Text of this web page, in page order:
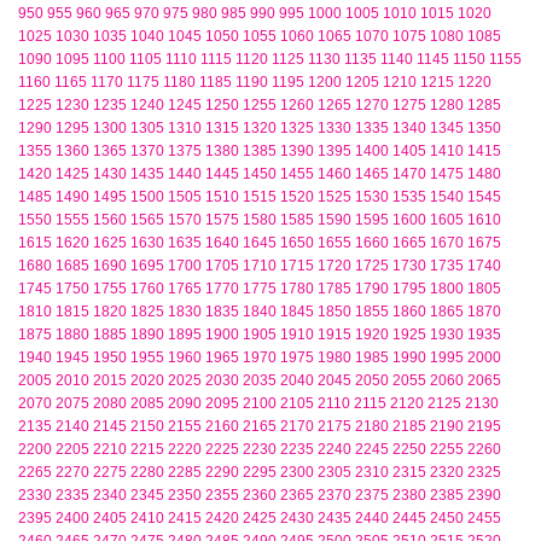
950 955 960 965 970 975 980 985 990 995 1000 1005 1010 1015 1020
1025 1030 1035 1040 1045 1050 1055 1060 1065 1070 1075 1080 1085
1090 1095 1100 1105 1110 1115 1120 1125 1130 1135 1140 1145 1150 1155
1160 1165 1170 1175 1180 1185 1190 1195 1200 1205 1210 1215 1220
1225 1230 1235 1240 1245 1250 1255 1260 1265 1270 1275 1280 1285
1290 1295 1300 1305 1310 1315 1320 1325 1330 1335 1340 1345 1350
1355 1360 1365 1370 1375 1380 1385 1390 1395 1400 1405 1410 1415
1420 1425 1430 1435 1440 1445 1450 1455 1460 1465 1470 1475 1480
1485 1490 1495 1500 1505 1510 1515 1520 1525 1530 1535 1540 1545
1550 1555 1560 1565 1570 1575 1580 1585 1590 1595 1600 1605 1610
1615 1620 1625 1630 1635 1640 1645 1650 1655 1660 1665 1670 1675
1680 1685 1690 1695 1700 1705 1710 1715 1720 1725 1730 1735 1740
1745 1750 1755 1760 1765 1770 1775 1780 1785 1790 1795 1800 1805
1810 1815 1820 1825 1830 1835 1840 1845 1850 1855 1860 1865 1870
1875 1880 1885 1890 1895 1900 1905 1910 1915 1920 1925 1930 1935
1940 1945 1950 1955 1960 1965 1970 1975 1980 1985 1990 1995 2000
2005 2010 2015 2020 2025 2030 2035 2040 2045 2050 2055 2060 2065
2070 2075 2080 2085 2090 2095 2100 2105 2110 2115 2120 2125 2130
2135 2140 2145 2150 2155 2160 2165 2170 2175 2180 2185 2190 2195
2200 2205 2210 2215 2220 2225 2230 2235 2240 2245 2250 2255 2260
2265 2270 2275 2280 2285 2290 2295 2300 2305 2310 2315 2320 2325
2330 2335 2340 2345 2350 2355 2360 2365 2370 2375 2380 2385 2390
2395 2400 2405 2410 2415 2420 2425 2430 2435 2440 2445 2450 2455